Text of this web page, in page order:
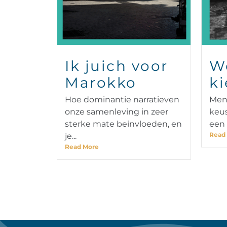
Ik juich voor
Marokko
Hoe dominantie narratieven
onze samenleving in zeer
sterke mate beinvloeden, en
je...
Read More
een